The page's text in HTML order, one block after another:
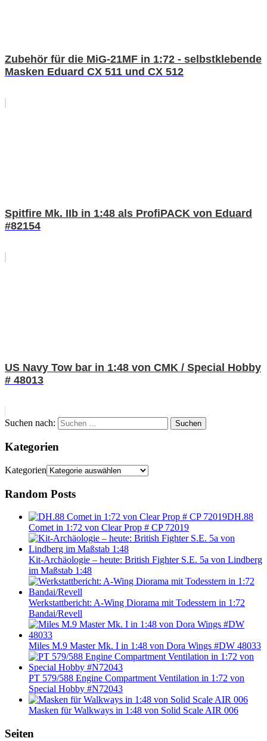
Zubehör für die MiG-21MF in 1:72 - selbstklebende
Masken Eduard CX 511 und CX 512
Spitfire Mk. IIb in 1:48 als ProfiPACK von Eduard
#82154
US Navy Tow bar in 1:48 von CMK / Special Hobby
# 48013
Suchen nach: Suchen
Kategorien
Kategorien
Random Posts
DH.88
Comet in 1:72 von Clear Prop # CP 72019
Kit-Archäologie – heute: British Fighter S.E. 5a von Lindberg
im Maßstab 1:48
Werkstattbericht: A-Wing Diorama mit Todesstern in 1:72
Bandai/Revell
Miles M.9 Master Mk. I in 1:48 von Dora Wings #DW 48033
PT 579/588 Engine Compartment Ventilation in 1:72 von
Special Hobby #N72043
Masken für Walkways in 1:48 von Solid Scale AIR 006
Seiten